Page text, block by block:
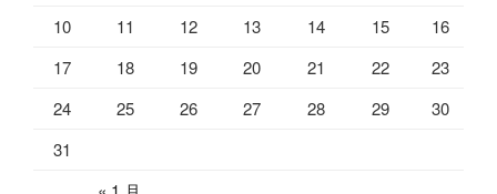
10 11 12 13 14 15
16
17
18 19 20 21 22
23
24
25 26 27 28 29
30
31